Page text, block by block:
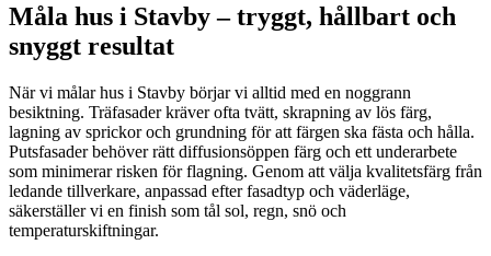
Måla hus i Stavby – tryggt, hållbart och
snyggt resultat
När vi målar hus i Stavby börjar vi alltid med en noggrann
besiktning. Träfasader kräver ofta tvätt, skrapning av lös färg,
lagning av sprickor och grundning för att färgen ska fästa och hålla.
Putsfasader behöver rätt diffusionsöppen färg och ett underarbete
som minimerar risken för flagning. Genom att välja kvalitetsfärg från
ledande tillverkare, anpassad efter fasadtyp och väderläge,
säkerställer vi en finish som tål sol, regn, snö och
temperaturskiftningar.